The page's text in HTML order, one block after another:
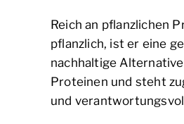
Reich an pflanzlichen
pflanzlich, ist er eine
nachhaltige
Proteinen und steht
und